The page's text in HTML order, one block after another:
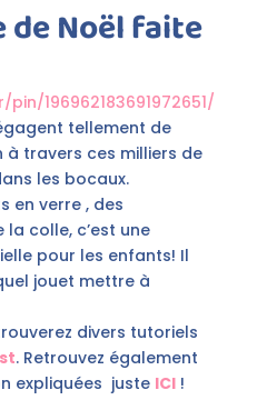
de Noël faite
196962183691972651/
tellement de
travers ces milliers de
les bocaux.
en verre , des
la colle, c’est une
pour les enfants! Il
jouet mettre à
divers tutoriels
. Retrouvez également
expliquées juste ICI!